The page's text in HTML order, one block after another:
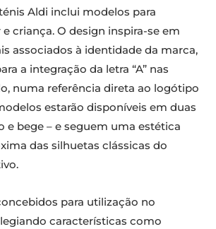
Aldi inclui modelos para
criança. O design inspira-se em
associados à identidade da marca,
a integração da letra “A” nas
numa referência direta ao logótipo
estarão disponíveis em duas
e bege – e seguem uma estética
das silhuetas clássicas do
para utilização no
características como